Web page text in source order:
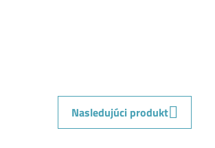
Nasledujúci produkt